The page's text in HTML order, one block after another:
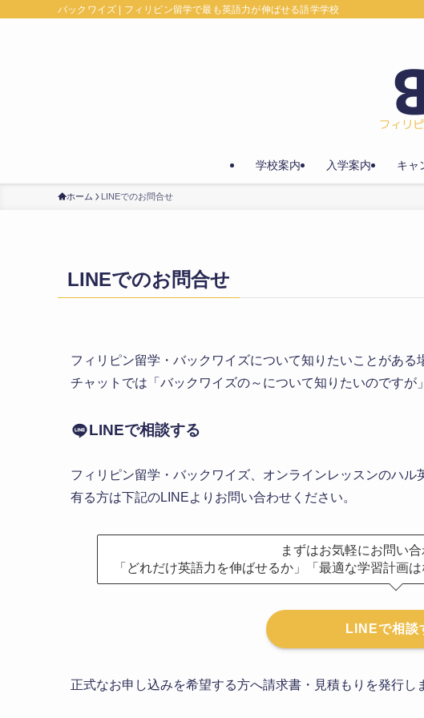
バックワイズ | フィリピン留学で最も英語力が伸ばせる語学学校
学校案内 入学案内 キャ
ホーム LINEでのお問合せ
LINEでのお問合せ
フィリピン留学・バックワイズについて知りたいことがある
チャットでは「バックワイズの～について知りたいのですが
LINEで相談する
フィリピン留学・バックワイズ、オンラインレッスンのハ
有る方は下記のLINEよりお問い合わせください。
まずはお気軽にお問い合
「どれだけ英語力を伸ばせるか」「最適な学習計画
LINEで相談
正式なお申し込みを希望する方へ請求書・見積もりを発行し